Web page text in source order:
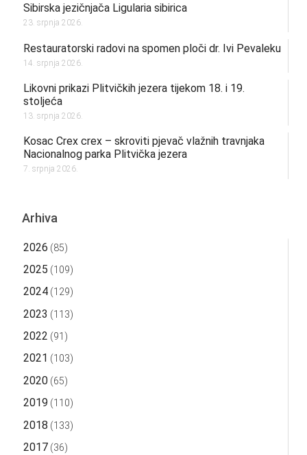
Sibirska jezičnjača Ligularia sibirica
23. srpnja 2026.
Restauratorski radovi na spomen ploči dr. Ivi Pevaleku
14. srpnja 2026.
Likovni prikazi Plitvičkih jezera tijekom 18. i 19.
stoljeća
13. srpnja 2026.
Kosac Crex crex – skroviti pjevač vlažnih travnjaka
Nacionalnog parka Plitvička jezera
7. srpnja 2026.
Arhiva
2026 (85)
2025 (109)
2024(129)
2023 (113)
2022 (91)
2021 (103)
2020(65)
2019 (110)
2018 (133)
2017(36)